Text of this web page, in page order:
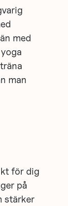
med
man
för dig
på
stärker